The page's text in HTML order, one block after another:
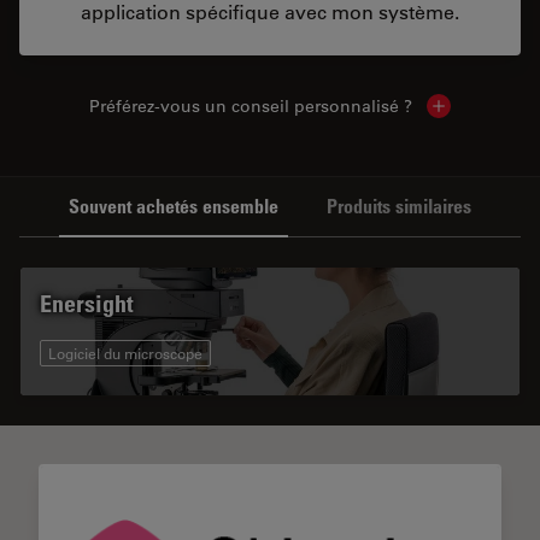
application spécifique avec mon système.
Préférez-vous un conseil personnalisé ? Show local
Souvent achetés ensemble Produits similaires
Enersight
Logiciel du microscope